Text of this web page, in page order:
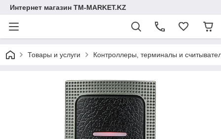
Интернет магазин TM-MARKET.KZ
Товары и услуги Контроллеры, терминалы и